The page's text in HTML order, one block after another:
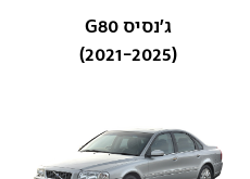
ג'נסיס G80
(2021-2025)